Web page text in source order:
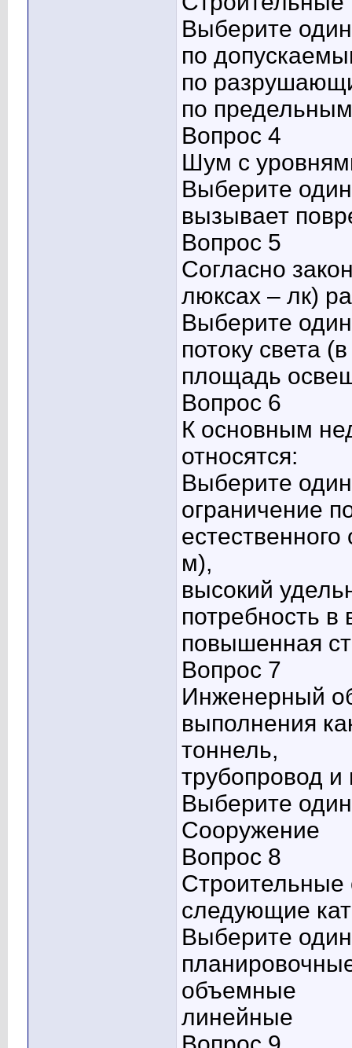
Выберите
по
по
по
Вопрос 4
Шум с
Выберите
вызывает
Вопрос 5
Согласно
люксах – лк)
Выберите
потоку света
площадь
Вопрос 6
К основным
относятся:
Выберите
ограничение
м),
высокий
потребность в
повышенная
Вопрос 7
Инженерный
выполнения
тоннель,
трубопровод и
Выберите
Сооружение
Вопрос 8
Строительные
следующие
Выберите
объемные
линейные